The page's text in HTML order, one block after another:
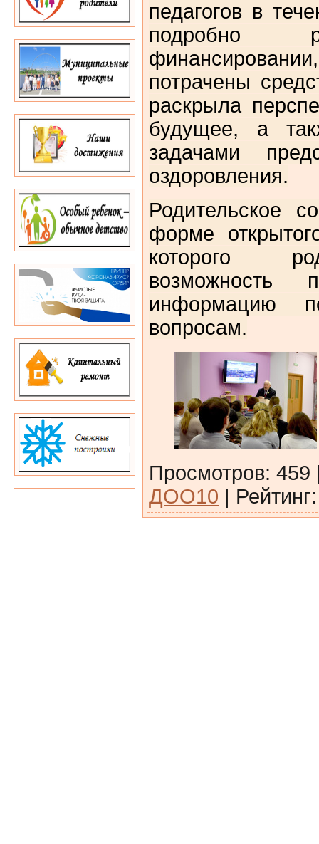
педагогов в
подробно
потрачены
раскрыла
будущее, а
задачами
оздоровления.
Родительское
форме
которого
возможность
информацию
вопросам.
Просмотров: 459
ДОО10 | Рейтинг: